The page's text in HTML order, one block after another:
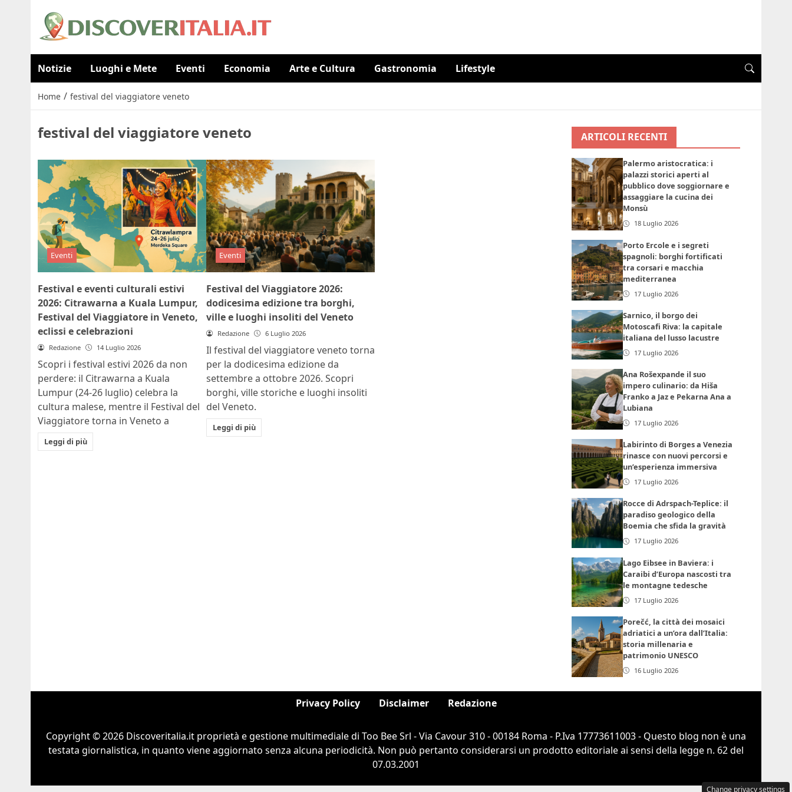
Notizie Luoghi e Mete Eventi Economia Arte e Cultura Gastronomia Lifestyle
Home / festival del viaggiatore veneto
festival del viaggiatore veneto
Eventi
Festival e eventi culturali estivi
2026: Citrawarna a Kuala Lumpur,
Festival del Viaggiatore in Veneto,
eclissi e celebrazioni
Redazione 14 Luglio 2026
Scopri i festival estivi 2026 da non
perdere: il Citrawarna a Kuala
Lumpur (24-26 luglio) celebra la
cultura malese, mentre il Festival del
Viaggiatore torna in Veneto a
Leggi di più
Eventi
Festival del Viaggiatore 2026:
dodicesima edizione tra borghi,
ville e luoghi insoliti del Veneto
Redazione 6 Luglio 2026
Il festival del viaggiatore veneto torna
per la dodicesima edizione da
settembre a ottobre 2026. Scopri
borghi, ville storiche e luoghi insoliti
del Veneto.
Leggi di più
ARTICOLI RECENTI
Palermo aristocratica: i
palazzi storici aperti al
pubblico dove soggiornare e
assaggiare la cucina dei
Monsù
18 Luglio 2026
Porto Ercole e i segreti
spagnoli: borghi fortificati
tra corsari e macchia
mediterranea
17 Luglio 2026
Sarnico, il borgo dei
Motoscafi Riva: la capitale
italiana del lusso lacustre
17 Luglio 2026
Ana Rošexpande il suo
impero culinario: da Hiša
Franko a Jaz e Pekarna Ana a
Lubiana
17 Luglio 2026
Labirinto di Borges a Venezia
rinasce con nuovi percorsi e
un’esperienza immersiva
17 Luglio 2026
Rocce di Adrspach-Teplice: il
paradiso geologico della
Boemia che sfida la gravità
17 Luglio 2026
Lago Eibsee in Baviera: i
Caraibi d’Europa nascosti tra
le montagne tedesche
17 Luglio 2026
Porečć, la città dei mosaici
adriatici a un’ora dall’Italia:
storia millenaria e
patrimonio UNESCO
16 Luglio 2026
Privacy Policy Disclaimer Redazione
Copyright © 2026 Discoveritalia.it proprietà e gestione multimediale di Too Bee Srl - Via Cavour 310 - 00184 Roma - P.Iva 17773611003 - Questo blog non è una
testata giornalistica, in quanto viene aggiornato senza alcuna periodicità. Non può pertanto considerarsi un prodotto editoriale ai sensi della legge n. 62 del
07.03.2001
Change privacy settings